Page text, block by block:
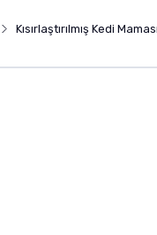
Kısırlaştırılmış Kedi Maması